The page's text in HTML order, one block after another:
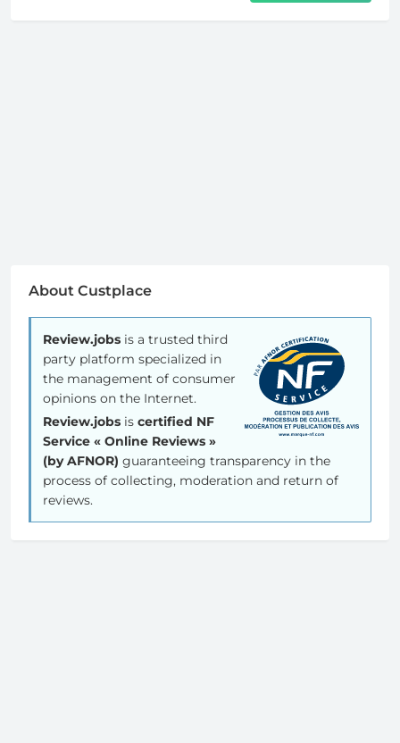
About Custplace
Review.jobs is a trusted third
party platform specialized in
the management of consumer
opinions on the Internet.
Review.jobs is certified NF
Service « Online Reviews »
(by AFNOR) guaranteeing transparency in the
process of collecting, moderation and return of
reviews.